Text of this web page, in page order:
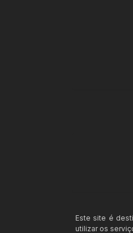
Este site é
utilizar os